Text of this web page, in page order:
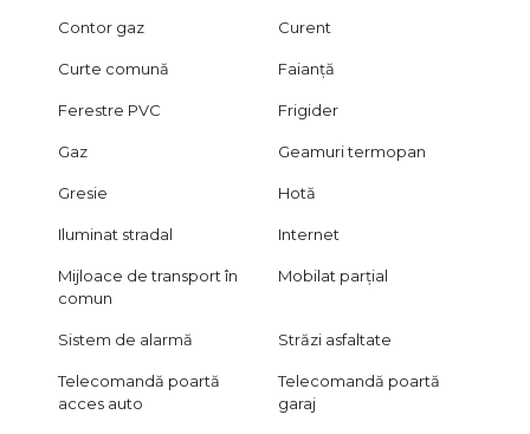
Contor gaz Curent
Curte comună Faianță
Ferestre PVC Frigider
Gaz Geamuri termopan
Gresie Hotă
Iluminat stradal Internet
Mijloace de transport în
comun
Mobilat parțial
Sistem de alarmă Străzi asfaltate
Telecomandă poartă
acces auto
Telecomandă poartă
garaj